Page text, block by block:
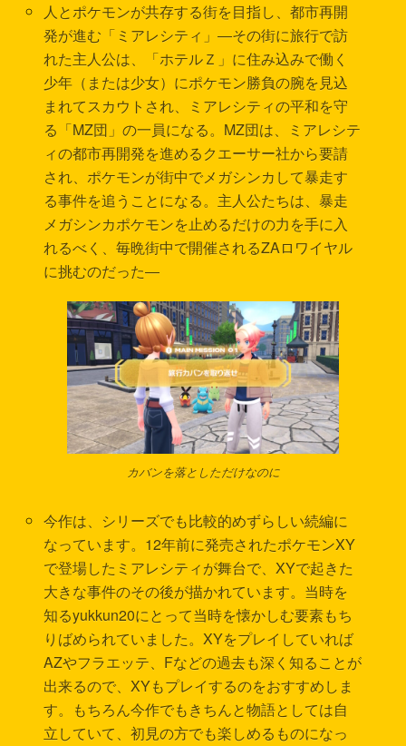
人とポケモンが共存する街を目指し、都市再開
発が進む「ミアレシティ」―その街に旅行で訪
れた主人公は、「ホテルＺ」に住み込みで働く
少年（または少女）にポケモン勝負の腕を見込
まれてスカウトされ、ミアレシティの平和を守
る「MZ団」の一員になる。MZ団は、ミアレシテ
ィの都市再開発を進めるクエーサー社から要請
され、ポケモンが街中でメガシンカして暴走す
る事件を追うことになる。主人公たちは、暴走
メガシンカポケモンを止めるだけの力を手に入
れるべく、毎晩街中で開催されるZAロワイヤル
に挑むのだった―
カバンを落としただけなのに
今作は、シリーズでも比較的めずらしい続編に
なっています。12年前に発売されたポケモンXY
で登場したミアレシティが舞台で、XYで起きた
大きな事件のその後が描かれています。当時を
知るyukkun20にとって当時を懐かしむ要素もち
りばめられていました。XYをプレイしていれば
AZやフラエッテ、Fなどの過去も深く知ることが
出来るので、XYもプレイするのをおすすめしま
す。もちろん今作でもきちんと物語としては自
立していて、初見の方でも楽しめるものになっ